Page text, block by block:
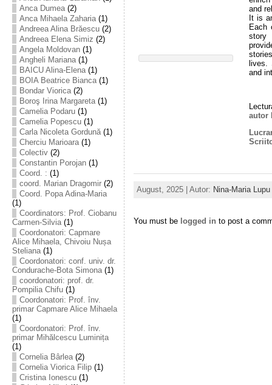
Anca Dumea(2)
Anca Mihaela Zaharia(1)
Andreea Alina Brăescu(2)
Andreea Elena Simiz (2)
Angela Moldovan(1)
Angheli Mariana(1)
BAICU Alina-Elena(1)
BOIA Beatrice Bianca(1)
Bondar Viorica(2)
Boroş Irina Margareta(1)
Camelia Podaru(1)
Camelia Popescu(1)
Carla Nicoleta Gordună(1)
Cherciu Marioara(1)
Colectiv(2)
Constantin Porojan(1)
Coord. : (1)
coord. Marian Dragomir(2)
Coord. Popa Adina-Maria
(1)
Coordinators: Prof. Ciobanu
Carmen-Silvia(1)
Coordonatori: Capmare
Alice Mihaela, Chivoiu Nușa
Steliana(1)
Coordonatori: conf. univ. dr.
Condurache-Bota Simona(1)
coordonatori: prof. dr.
Pompilia Chifu(1)
Coordonatori: Prof. înv.
primar Capmare Alice Mihaela
(1)
Coordonatori: Prof. înv.
primar Mihălcescu Luminița
(1)
Cornelia Bârlea(2)
Cornelia Viorica Filip(1)
Cristina Ionescu(1)
and
It is
Each
story
lives.
and
autor
August, 2025 | Autor: Nina-Maria Lupu
You must be logged in to post a